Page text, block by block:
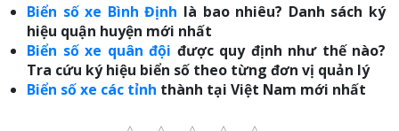
Biển số xe Bình Định là bao nhiêu? Danh sách ký
hiệu quận huyện mới nhất
Biển số xe quân đội được quy định như thế nào?
Tra cứu ký hiệu biển số theo từng đơn vị quản lý
Biển số xe các tỉnh thành tại Việt Nam mới nhất